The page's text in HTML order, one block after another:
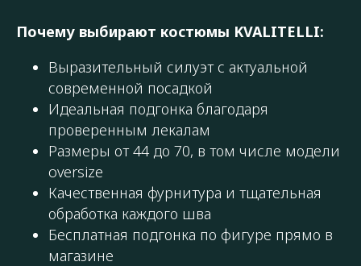
Почему выбирают костюмы KVALITELLI:
Выразительный силуэт с актуальной
современной посадкой
Идеальная подгонка благодаря
проверенным лекалам
Размеры от 44 до 70, в том числе модели
oversize
Качественная фурнитура и тщательная
обработка каждого шва
Бесплатная подгонка по фигуре прямо в
магазине